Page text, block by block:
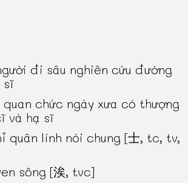
đi sâu nghiên cứu đường
sĩ
quan chức ngày xưa có thượng
và hạ sĩ
quân lính nói chung [士, tc, tv,
sông [涘, tvc]